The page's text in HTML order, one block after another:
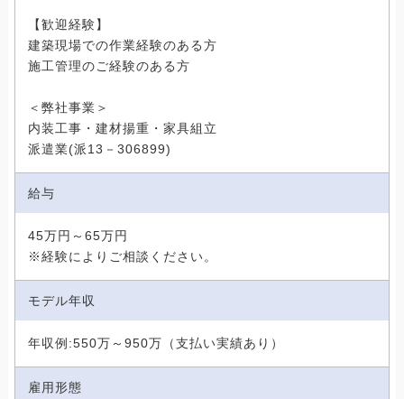
【歓迎経験】
建築現場での作業経験のある方
施工管理のご経験のある方
＜弊社事業＞
内装工事・建材揚重・家具組立
派遣業(派13－306899)
給与
45万円～65万円
※経験によりご相談ください。
モデル年収
年収例:550万～950万（支払い実績あり）
雇用形態